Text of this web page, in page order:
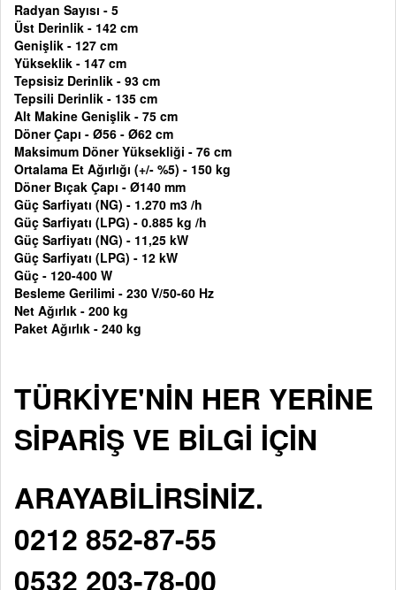
Radyan Sayısı - 5
Üst Derinlik - 142 cm
Genişlik - 127 cm
Yükseklik - 147 cm
Tepsisiz Derinlik - 93 cm
Tepsili Derinlik - 135 cm
Alt Makine Genişlik - 75 cm
Döner Çapı - Ø56 - Ø62 cm
Maksimum Döner Yüksekliği - 76 cm
Ortalama Et Ağırlığı (+/- %5) - 150 kg
Döner Bıçak Çapı - Ø140 mm
Güç Sarfiyatı (NG) - 1.270 m3 /h
Güç Sarfiyatı (LPG) - 0.885 kg /h
Güç Sarfiyatı (NG) - 11,25 kW
Güç Sarfiyatı (LPG) - 12 kW
Güç - 120-400 W
Besleme Gerilimi - 230 V/50-60 Hz
Net Ağırlık - 200 kg
Paket Ağırlık - 240 kg
TÜRKİYE'NİN HER YERİNE
SİPARİŞ VE BİLGİ İÇİN
ARAYABİLİRSİNİZ.
0212 852-87-55
0532 203-78-00